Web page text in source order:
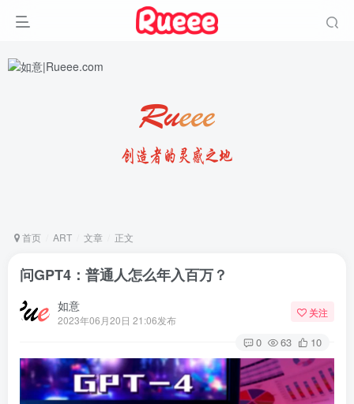
首页 ART 文章 正文
问GPT4：普通人怎么年入百万？
如意
2023年06月20日 21:06发布
关注
0 63 10